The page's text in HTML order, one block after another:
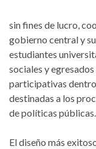
sin fines de lucro,
gobierno central y
estudiantes
sociales y
participativas
destinadas a los
de políticas públicas.
El diseño más